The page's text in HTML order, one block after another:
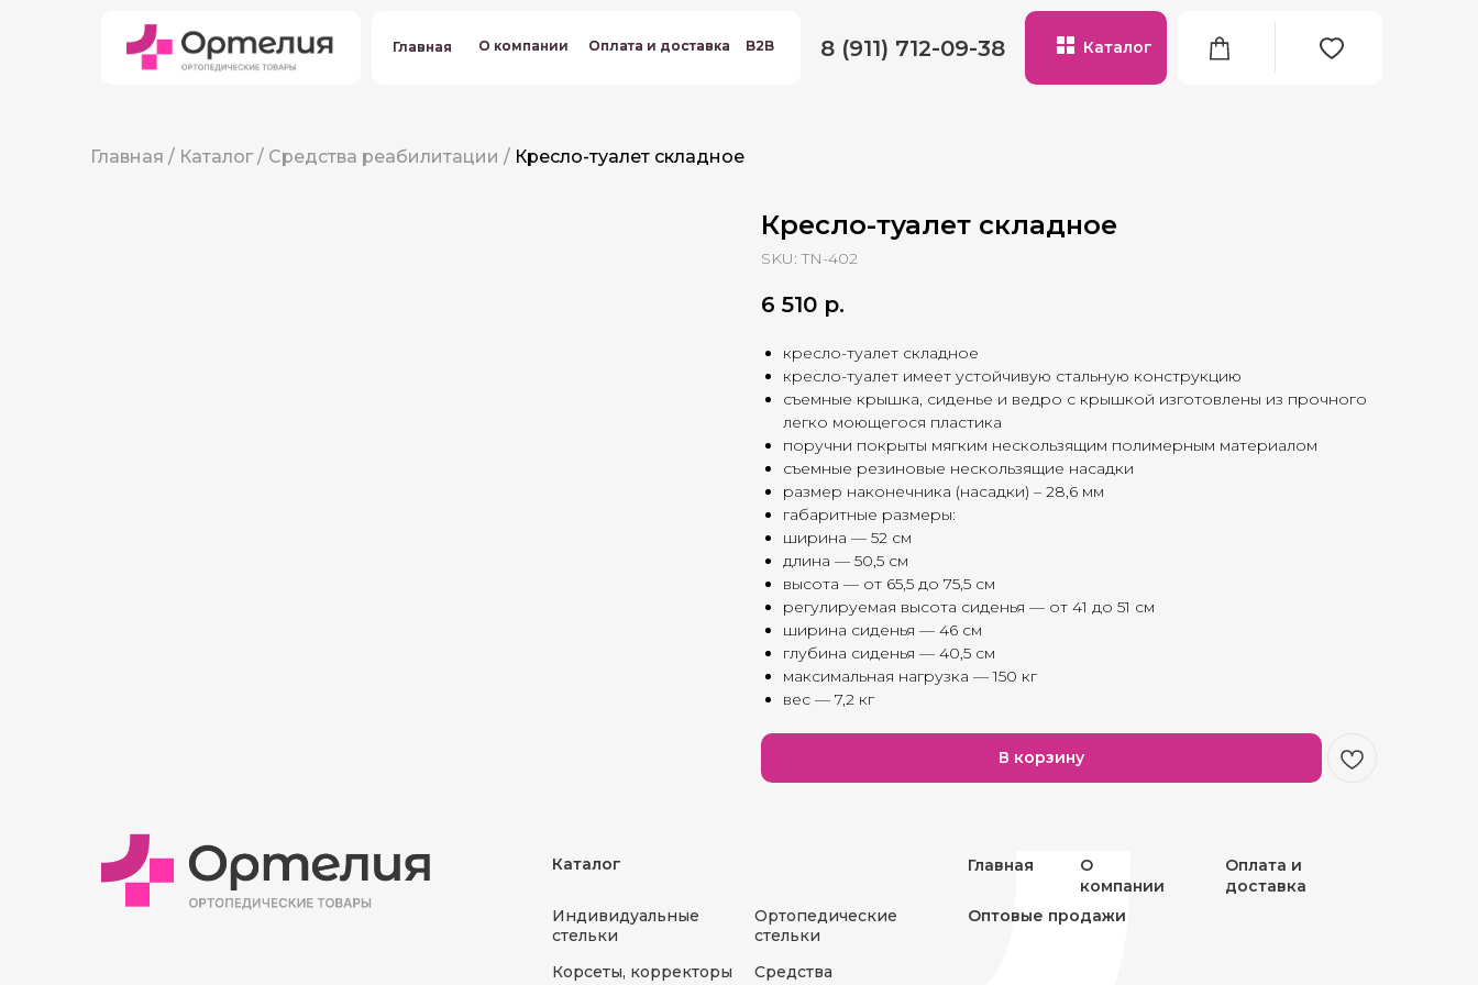
B2B
Оплата и доставка
О компании
Главная B2B
Оплата и доставка
О компании
Главная Каталог
8 (911) 712-09-38
Главная / Каталог/ Средства реабилитации / Кресло-туалет складное
Кресло-туалет складное
SKU:TN-402
6 510 р.
кресло-туалет складное
кресло-туалет имеет устойчивую стальную конструкцию
съемные крышка, сиденье и ведро с крышкой изготовлены из прочного
легко моющегося пластика
поручни покрыты мягким нескользящим полимерным материалом
съемные резиновые нескользящие насадки
размер наконечника (насадки) – 28,6 мм
габаритные размеры:
ширина — 52 см
длина — 50,5 см
высота — от 65,5 до 75,5 см
регулируемая высота сиденья — от 41 до 51 см
ширина сиденья — 46 см
глубина сиденья — 40,5 см
максимальная нагрузка — 150 кг
вес — 7,2 кг
В корзину
Каталог
Индивидуальные
стельки
Корсеты, корректоры
Оптовые продажи
Главная
О
компании
Оплата и
доставка
Ортопедические
стельки
Средства